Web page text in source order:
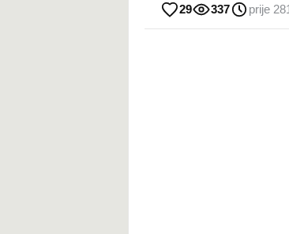
29 337 prije